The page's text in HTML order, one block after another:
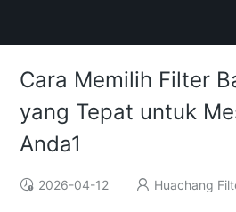
Cara Memilih Filter
yang Tepat untuk
Anda1
2026-04-12 Huachang